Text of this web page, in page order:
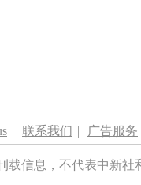
| 联系我们 | 广告服务
载信息，不代表中新